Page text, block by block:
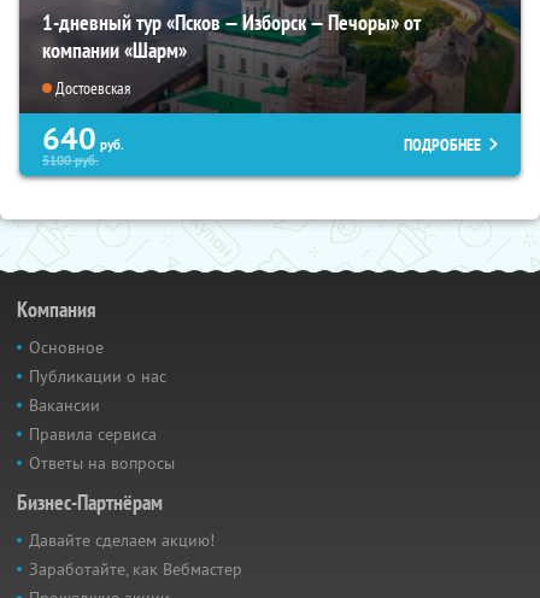
1-дневный тур «Псков — Изборск — Печоры» от
компании «Шарм»
Достоевская
640 руб.
5100руб.
ПОДРОБНЕЕ
Компания
Основное
Публикации о нас
Вакансии
Правила сервиса
Ответы на вопросы
Бизнес-Партнёрам
Давайте сделаем акцию!
Заработайте, как Вебмастер